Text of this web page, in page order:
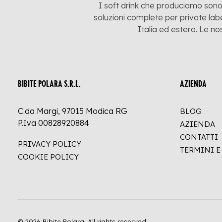
I soft drink che produciamo
soluzioni complete per private
Italia ed estero. Le
BIBITE POLARA S.R.L.
C.da Margi, 97015 Modica RG
P.Iva 00828920884
PRIVACY POLICY
COOKIE POLICY
AZIENDA
BLOG
AZIENDA
CONTATTI
TERMINI